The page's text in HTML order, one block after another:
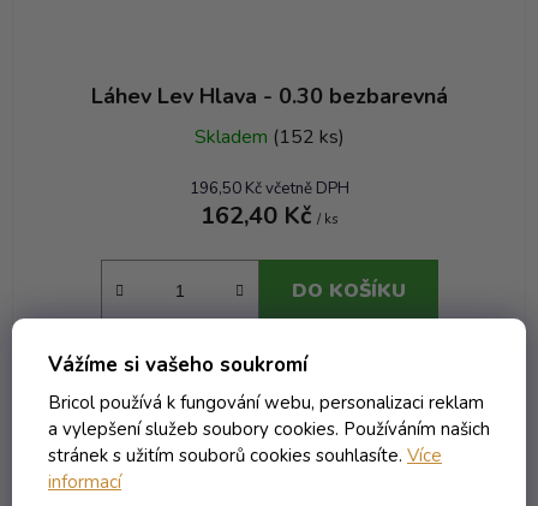
Vážíme si vašeho soukromí
Bricol používá k fungování webu, personalizaci reklam
a vylepšení služeb soubory cookies. Používáním našich
stránek s užitím souborů cookies souhlasíte. Více
informací
Láhev Lev Hlava - 0.30 bezbarevná
Skladem (152 ks)
196,50 Kč včetně DPH
162,40 Kč / ks
DO KOŠÍKU
Objem 200 ml